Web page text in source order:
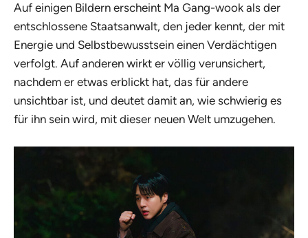
Auf einigen Bildern erscheint Ma Gang-wook als der
entschlossene Staatsanwalt, den jeder kennt, der mit
Energie und Selbstbewusstsein einen Verdächtigen
verfolgt. Auf anderen wirkt er völlig verunsichert,
nachdem er etwas erblickt hat, das für andere
unsichtbar ist, und deutet damit an, wie schwierig es
für ihn sein wird, mit dieser neuen Welt umzugehen.